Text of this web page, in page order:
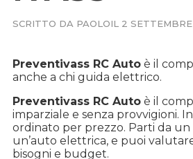
SCRITTO DA PAOLOIL 2
Preventivass RC Auto è il
anche a chi guida elettrico.
Preventivass RC Auto è il
imparziale e senza provvigioni.
ordinato per prezzo. Parti da
un’auto elettrica, e puoi
bisogni e budget.